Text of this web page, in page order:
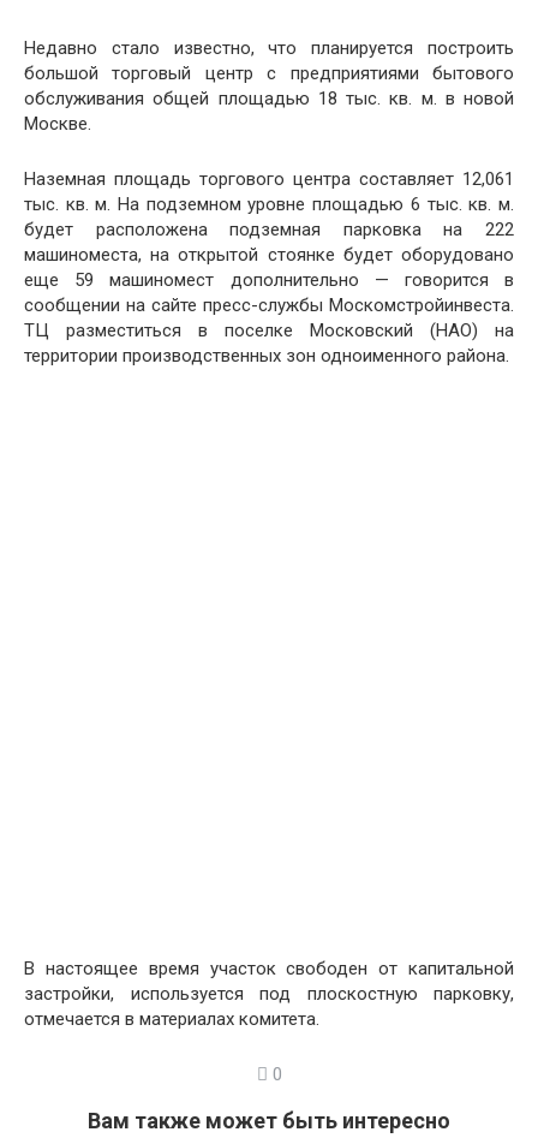
Недавно стало известно, что планируется построить
большой торговый центр с предприятиями бытового
обслуживания общей площадью 18 тыс. кв. м. в новой
Москве.
Наземная площадь торгового центра составляет 12,061
тыс. кв. м. На подземном уровне площадью 6 тыс. кв. м.
будет расположена подземная парковка на 222
машиноместа, на открытой стоянке будет оборудовано
еще 59 машиномест дополнительно — говорится в
сообщении на сайте пресс-службы Москомстройинвеста.
ТЦ разместиться в поселке Московский (НАО) на
территории производственных зон одноименного района.
В настоящее время участок свободен от капитальной
застройки, используется под плоскостную парковку,
отмечается в материалах комитета.
0
Вам также может быть интересно